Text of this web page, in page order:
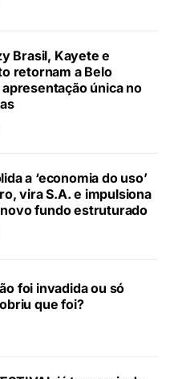
Brasil, Kayete e
retornam a Belo
única no
a ‘economia do uso’
vira S.A. e impulsiona
fundo estruturado
foi invadida ou só
que foi?